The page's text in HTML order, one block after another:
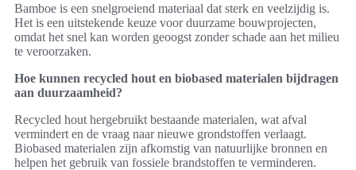
Bamboe is een snelgroeiend materiaal dat sterk en veelzijdig is.
Het is een uitstekende keuze voor duurzame bouwprojecten,
omdat het snel kan worden geoogst zonder schade aan het milieu
te veroorzaken.
Hoe kunnen recycled hout en biobased materialen bijdragen
aan duurzaamheid?
Recycled hout hergebruikt bestaande materialen, wat afval
vermindert en de vraag naar nieuwe grondstoffen verlaagt.
Biobased materialen zijn afkomstig van natuurlijke bronnen en
helpen het gebruik van fossiele brandstoffen te verminderen.